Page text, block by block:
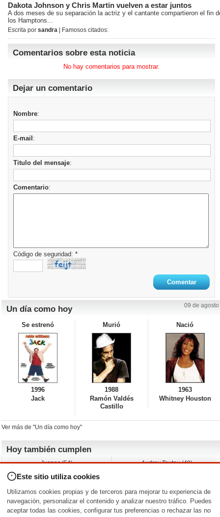
Dakota Johnson y Chris Martin vuelven a estar juntos
A dos meses de su separación la actriz y el cantante compartieron el fin
los Hamptons...
Escrita por sandra | Famosos citados:
Comentarios sobre esta noticia
No hay comentarios para mostrar.
Dejar un comentario
Nombre:
E-mail :
Titulo del mensaje:
Comentario:
Código de seguridad: *
Un día como hoy 09 de agosto
Se estrenó
1996
Jack
Murió
1988
Ramón Valdés
Castillo
Nació
1963
Whitney Houston
Ver más de "Un día como hoy"
Hoy también cumplen
Juanes (54)
Jessica Capshaw (50)
Sam Elliott (82)
Jarvis Hayes (45)
Audrey Tautou (48)
The Edge (65)
Anna Kendrick (41)
Nacimientos y estrenos en la fecha
Este sitio utiliza cookies
Utilizamos cookies propias y de terceros para mejorar tu experiencia de
navegación, personalizar el contenido y analizar nuestro tráfico. Puedes
aceptar todas las cookies, configurar tus preferencias o rechazar las no